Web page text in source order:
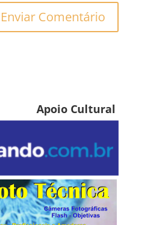
Apoio Cultural